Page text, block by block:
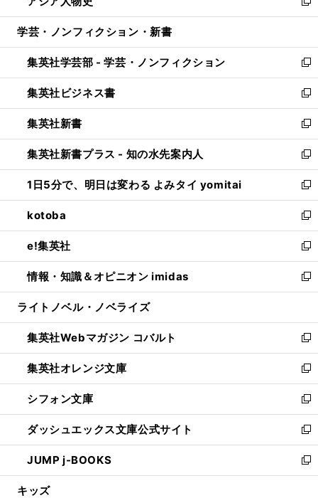
開
ウ
開
く
ィ
ン
ウ
で
開
く
い
ウ
ン
ド
ウ
で
開
く
新
し
ウ
ィ
ン
ド
ウ
で
開
く
学芸・ノンフィクション・新書
集英社学芸部 - 学芸・ノンフィクション
新
し
い
ウ
ィ
ン
ド
ウ
で
開
く
集英社ビジネス書
新
し
い
ウ
ィ
ン
ド
ウ
で
開
く
集英社新書
新
し
い
ウ
ィ
ン
ド
ウ
で
開
く
集英社新書プラス - 知の水先案内人
新
し
い
ウ
ィ
ン
ド
ウ
で
開
1日5分で、明日は変わる よみタイ yomitai
新
し
い
ウ
ィ
ン
ド
ウ
開
く
kotoba
新
し
い
ウ
ィ
ン
ウ
で
開
く
e!集英社
新
し
い
ウ
ン
ド
ウ
で
開
く
情報・知識＆オピニオン imidas
新
し
ウ
ィ
ン
ド
ウ
で
開
く
ライトノベル・ノベライズ
集英社Webマガジン コバルト
新
し
い
ウ
ィ
ン
ド
ウ
で
開
集英社オレンジ文庫
新
し
い
ウ
ィ
ン
ド
ウ
シフォン文庫
新
し
い
ウ
ィ
ン
ダッシュエックス文庫公式サイト
新
し
い
ウ
JUMP j-BOOKS
新
し
キッズ